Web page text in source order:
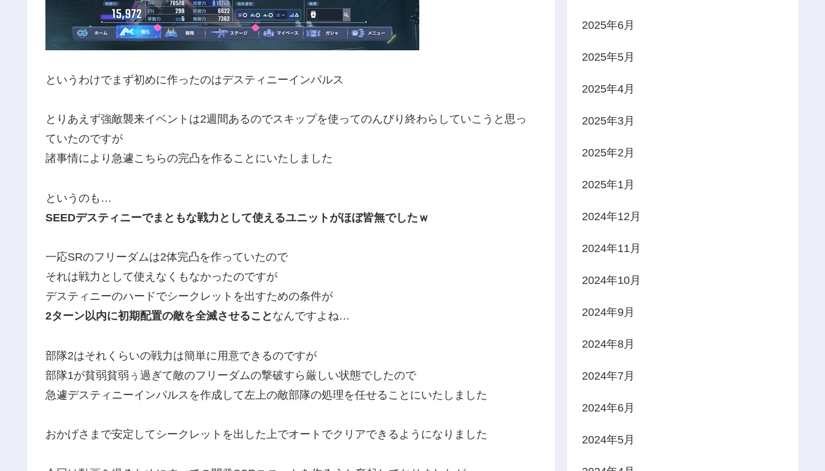
というわけでまず初めに作ったのはデスティニーインパルス
とりあえず強敵襲来イベントは2週間あるのでスキップを使ってのんびり終わらしていこうと思っ
ていたのですが
諸事情により急遽こちらの完凸を作ることにいたしました
というのも…
SEEDデスティニーでまともな戦力として使えるユニットがほぼ皆無でしたｗ
一応SRのフリーダムは2体完凸を作っていたので
それは戦力として使えなくもなかったのですが
デスティニーのハードでシークレットを出すための条件が
2ターン以内に初期配置の敵を全滅させること なんですよね…
部隊2はそれくらいの戦力は簡単に用意できるのですが
部隊1が貧弱貧弱ぅ過ぎて敵のフリーダムの撃破すら厳しい状態でしたので
急遽デスティニーインパルスを作成して左上の敵部隊の処理を任せることにいたしました
おかげさまで安定してシークレットを出した上でオートでクリアできるようになりました
2025年6月
2025年5月
2025年4月
2025年3月
2025年2月
2025年1月
2024年12月
2024年11月
2024年10月
2024年9月
2024年8月
2024年7月
2024年6月
2024年5月